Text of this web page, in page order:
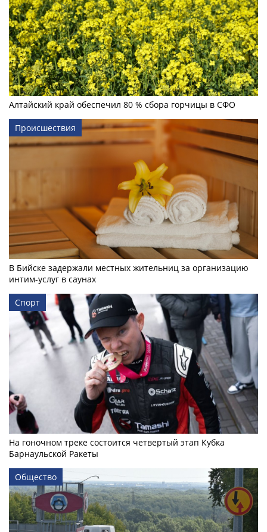
Алтайский край обеспечил 80 % сбора горчицы в СФО
Происшествия
В Бийске задержали местных жительниц за организацию
интим-услуг в саунах
Спорт
На гоночном треке состоится четвертый этап Кубка
Барнаульской Ракеты
Общество